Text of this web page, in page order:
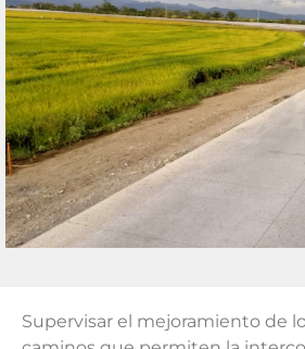
Supervisar el mejoramiento de